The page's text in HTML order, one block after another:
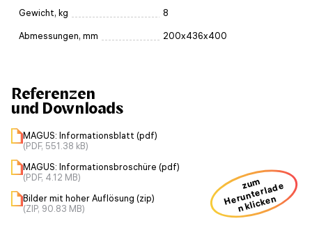
Gewicht, kg 8
Abmessungen, mm 200x436x400
Referenzen
und Downloads
MAGUS: Informationsblatt (pdf)
(PDF, 551.38 kB)
MAGUS: Informationsbroschüre (pdf)
(PDF, 4.12 MB)
Bilder mit hoher Auflösung (zip)
(ZIP, 90.83 MB)
zum
H
er
u
nt
erl
a
d
e
n kli
ck
e
n